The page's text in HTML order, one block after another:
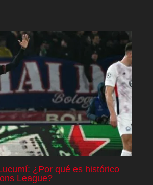
¿Por qué es histórico
League?